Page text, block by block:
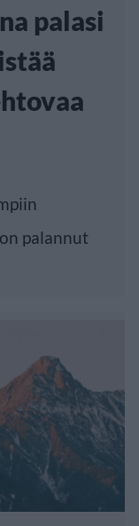
palasi
palannut